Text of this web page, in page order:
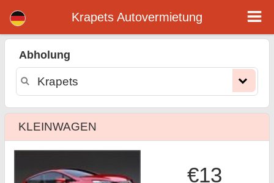
Krapets Autovermietung
Abholung
KLEINWAGEN
€13